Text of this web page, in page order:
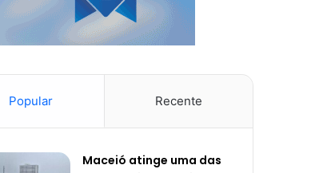
Popular Recente
Maceió atinge uma das